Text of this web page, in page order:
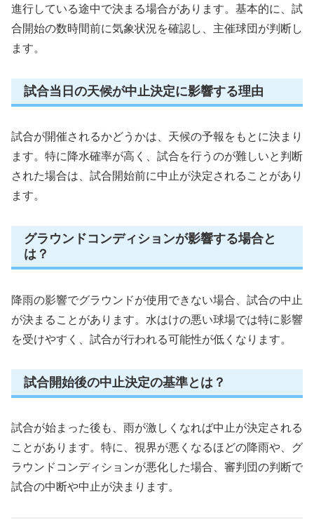
進行している途中で決まる場合があります。基本的に、試
合開始の数時間前に気象状況を確認し、主催球団が判断し
ます。
試合当日の天候が中止決定に影響する理由
試合が開催されるかどうかは、天候の予報をもとに決まり
ます。特に降水確率が高く、試合を行うのが難しいと判断
された場合は、試合開始前に中止が決定されることがあり
ます。
グラウンドコンディションが影響する場合と
は？
降雨の影響でグラウンドが使用できない場合、試合の中止
が決まることがあります。水はけの悪い球場では特に影響
を受けやすく、試合が行われる可能性が低くなります。
試合開始後の中止決定の基準とは？
試合が始まった後も、雨が激しくなれば中止が決定される
ことがあります。特に、視界が悪くなるほどの降雨や、グ
ラウンドコンディションが悪化した場合、審判団の判断で
試合の中断や中止が決まります。